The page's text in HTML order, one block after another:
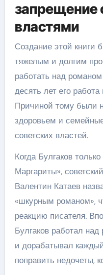
запрещение
властями
Создание этой книги
тяжелым и долгим
работать над
десять лет его
Причиной тому были
здоровьем и
советских властей.
Когда Булгаков
Маргариты»,
Валентин Катаев
«шкурным романом»,
реакцию писателя.
Булгаков работал
и дорабатывал
поправить недочеты,